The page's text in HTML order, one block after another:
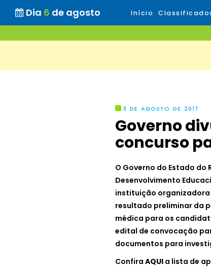
Dia 6 de agosto Início
3 DE AGOSTO DE 2017
Governo
concurso
O Governo do Estado
Desenvolvimento
instituição
resultado preliminar da
médica para os
edital de convocação
documentos para
Confira AQUI a lista de